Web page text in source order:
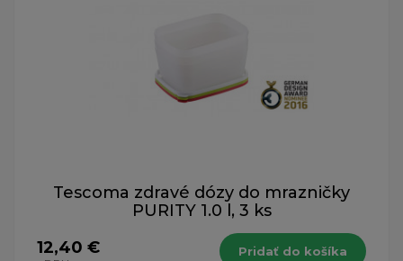
Tescoma zdravé dózy do mrazničky
PURITY 1.0 l, 3 ks
12,40 €
Pridať do košíka